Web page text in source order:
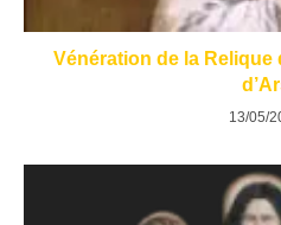
Vénération de la
13/05/